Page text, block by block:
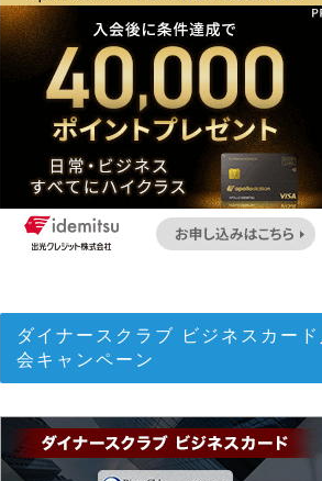
ダイナースクラブ ビジネスカード
会キャンペーン